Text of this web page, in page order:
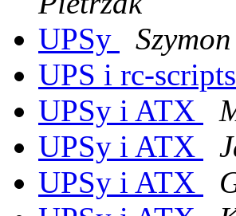
UPSy
UPS i rc-scripts
UPSy i ATX
UPSy i ATX
UPSy i ATX